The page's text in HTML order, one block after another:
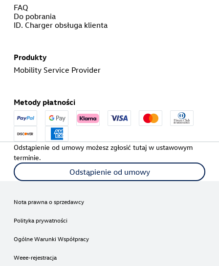
FAQ
Do pobrania
ID. Charger obsługa klienta
Produkty
Mobility Service Provider
Metody płatności
Odstąpienie od umowy możesz zgłosić tutaj w ustawowym
terminie.
Odstąpienie od umowy
Nota prawna o sprzedawcy
Polityka prywatności
Ogólne Warunki Współpracy
Weee-rejestracja